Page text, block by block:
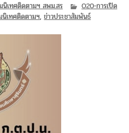
นิเทศติดตามฯ สพม.สร
O20-การเปิด
นิเทศติดตามฯ,ข่าวประชาสัมพันธ์